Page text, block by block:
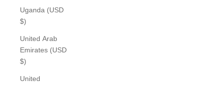
Uganda (USD
$)
United Arab
Emirates (USD
$)
United